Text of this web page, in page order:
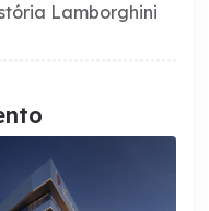
Lamborghini